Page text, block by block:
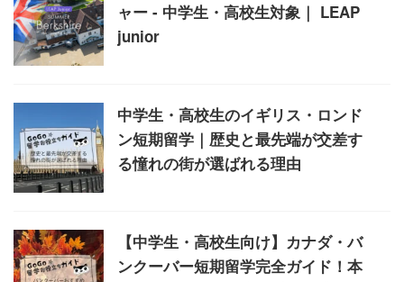
ャー - 中学生・高校生対象｜ LEAP
junior
中学生・高校生のイギリス・ロンド
ン短期留学｜歴史と最先端が交差す
る憧れの街が選ばれる理由
【中学生・高校生向け】カナダ・バ
ンクーバー短期留学完全ガイド！本